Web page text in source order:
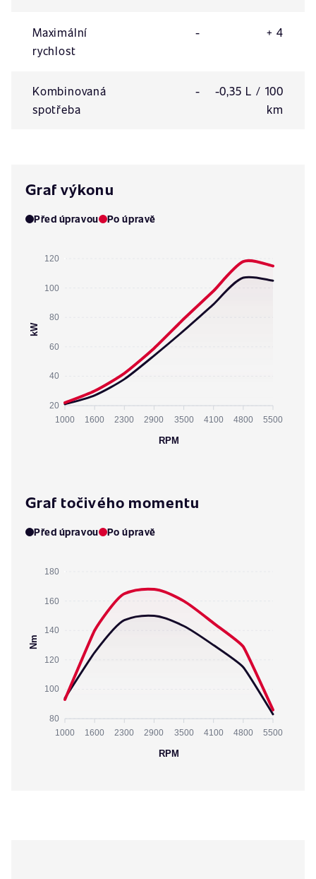
Maximální
rychlost
- + 4
Kombinovaná
spotřeba
-
-0,35 L / 100
km
Graf výkonu
Před úpravou Po úpravě
120
100
80
60
40
20
kW
1000 1600 2300 2900 3500 4100 4800 5500
RPM
Graf točivého momentu
Před úpravou Po úpravě
180
160
140
120
100
80
Nm
1000 1600 2300 2900 3500 4100 4800 5500
RPM